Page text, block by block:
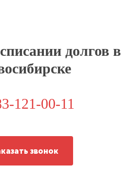
долгов в
121-00-11
звонок